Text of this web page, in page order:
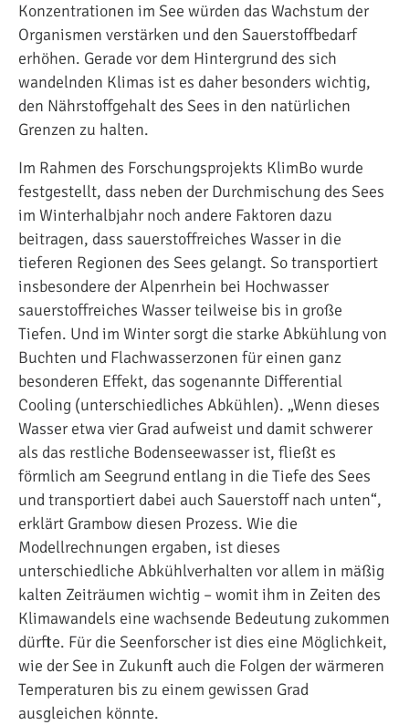
Konzentrationen im See würden das Wachstum der
Organismen verstärken und den Sauerstoffbedarf
erhöhen. Gerade vor dem Hintergrund des sich
wandelnden Klimas ist es daher besonders wichtig,
den Nährstoffgehalt des Sees in den natürlichen
Grenzen zu halten.
Im Rahmen des Forschungsprojekts KlimBo wurde
festgestellt, dass neben der Durchmischung des Sees
im Winterhalbjahr noch andere Faktoren dazu
beitragen, dass sauerstoffreiches Wasser in die
tieferen Regionen des Sees gelangt. So transportiert
insbesondere der Alpenrhein bei Hochwasser
sauerstoffreiches Wasser teilweise bis in große
Tiefen. Und im Winter sorgt die starke Abkühlung von
Buchten und Flachwasserzonen für einen ganz
besonderen Effekt, das sogenannte Differential
Cooling (unterschiedliches Abkühlen). „Wenn dieses
Wasser etwa vier Grad aufweist und damit schwerer
als das restliche Bodenseewasser ist, fließt es
förmlich am Seegrund entlang in die Tiefe des Sees
und transportiert dabei auch Sauerstoff nach unten“,
erklärt Grambow diesen Prozess. Wie die
Modellrechnungen ergaben, ist dieses
unterschiedliche Abkühlverhalten vor allem in mäßig
kalten Zeiträumen wichtig – womit ihm in Zeiten des
Klimawandels eine wachsende Bedeutung zukommen
dürfte. Für die Seenforscher ist dies eine Möglichkeit,
wie der See in Zukunft auch die Folgen der wärmeren
Temperaturen bis zu einem gewissen Grad
ausgleichen könnte.